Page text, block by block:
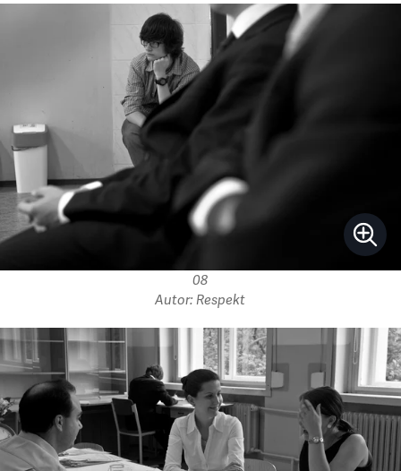
08
Autor: Respekt